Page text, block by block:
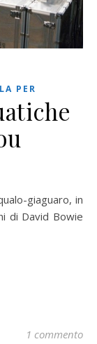
PER
di David Bowie
1 commento